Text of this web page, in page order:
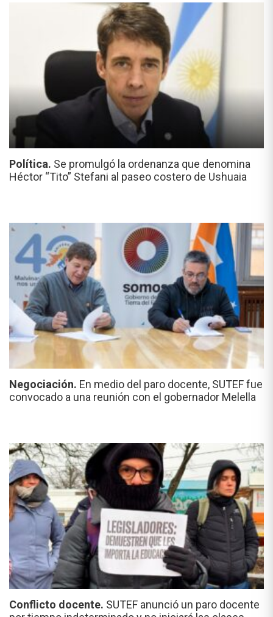
Política. Se promulgó la ordenanza que denomina
Héctor “Tito” Stefani al paseo costero de Ushuaia
Negociación. En medio del paro docente, SUTEF fue
convocado a una reunión con el gobernador Melella
Conflicto docente. SUTEF anunció un paro docente